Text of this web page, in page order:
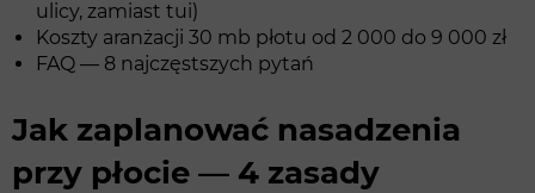
ulicy, zamiast tui)
Koszty aranżacji 30 mb płotu od 2 000 do 9 000 zł
FAQ — 8 najczęstszych pytań
Jak zaplanować nasadzenia
przy płocie — 4 zasady